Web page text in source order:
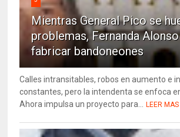
Mientras General Pico se
problemas, Fernanda
fabricar bandoneones
Calles intransitables, robos en aumento e
constantes, pero la intendenta se enfoca
Ahora impulsa un proyecto para...
LEER MAS